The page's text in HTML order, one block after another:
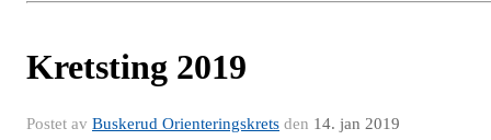
Kretsting 2019
Postet av Buskerud Orienteringskrets den 14. jan 2019